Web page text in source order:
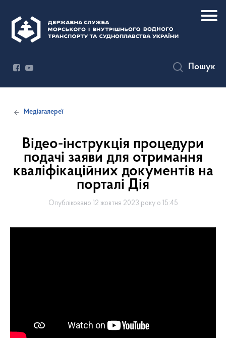
Пошук
Медіагалереї
Відео-інструкція процедури
подачі заяви для отримання
кваліфікаційних документів на
порталі Дія
Опубліковано 12 жовтня 2023 року о 15:45